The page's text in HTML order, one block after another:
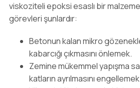
viskoziteli epoksi esaslı bir
görevleri şunlardır:
Betonun kalan mikro
kabarcığı çıkmasını önlemek.
Zemine mükemmel yapışma
katların ayrılmasını